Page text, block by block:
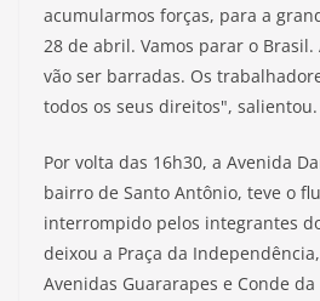
acumularmos forças, para a
28 de abril. Vamos parar o
vão ser barradas. Os
todos os seus direitos", salientou.
Por volta das 16h30, a Avenida
bairro de Santo Antônio, teve o
interrompido pelos integrantes
deixou a Praça da
Avenidas Guararapes e Conde